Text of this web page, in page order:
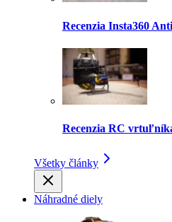
Recenzia Insta360
Recenzia RC
Všetky články
Náhradné diely